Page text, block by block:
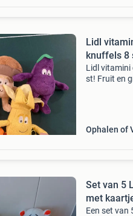
Lidl
knuffels 8
Lidl vitamini
st! Fruit en
Ophalen of
Set van 5 Lidl
met
Een set van